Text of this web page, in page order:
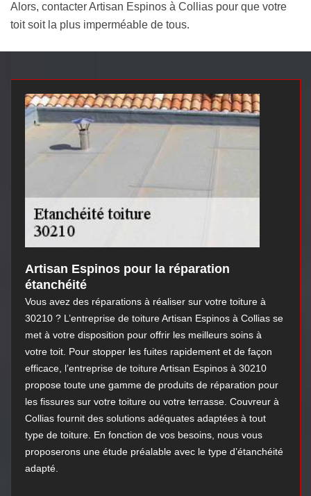
Alors, contacter Artisan Espinos à Collias pour que votre
toit soit la plus imperméable de tous.
Artisan Espinos pour la réparation
étanchéité
Vous avez des réparations à réaliser sur votre toiture à
30210 ? L’entreprise de toiture Artisan Espinos à Collias se
met à votre disposition pour offrir les meilleurs soins à
votre toit. Pour stopper les fuites rapidement et de façon
efficace, l’entreprise de toiture Artisan Espinos à 30210
propose toute une gamme de produits de réparation pour
les fissures sur votre toiture ou votre terrasse. Couvreur à
Collias fournit des solutions adéquates adaptées à tout
type de toiture. En fonction de vos besoins, nous vous
proposerons une étude préalable avec le type d’étanchéité
adapté.